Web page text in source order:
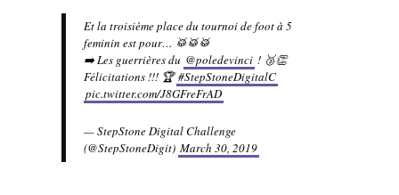
Et la troisième place du tournoi de foot à 5
feminin est pour… 🥁🥁🥁
➡️ Les guerrières du @poledevinci ! 🥉👏
Félicitations !!! 🏆#StepStoneDigitalC
pic.twitter.com/J8GFreFrAD
— StepStone Digital Challenge
(@StepStoneDigit) March 30, 2019